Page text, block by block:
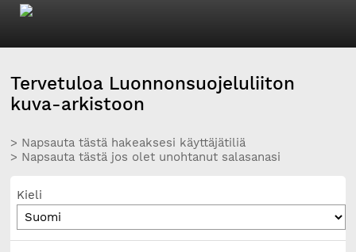
Tervetuloa Luonnonsuojeluliiton
kuva-arkistoon
> Napsauta tästä hakeaksesi käyttäjätiliä
> Napsauta tästä jos olet unohtanut salasanasi
Kieli